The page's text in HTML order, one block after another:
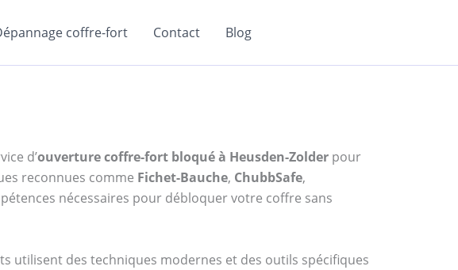
coffre-fort Contact Blog
d’ouverture coffre-fort bloqué à Heusden-Zolder pour
reconnues comme Fichet-Bauche, ChubbSafe,
nécessaires pour débloquer votre coffre sans
utilisent des techniques modernes et des outils spécifiques